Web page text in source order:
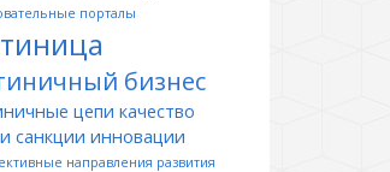
порталы
бизнес
цепи качество
санкции инновации
направления развития